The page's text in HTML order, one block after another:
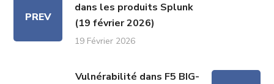
PREV
dans les produits Splunk
(19 février 2026)
19 Février 2026
Vulnérabilité dans F5 BIG-